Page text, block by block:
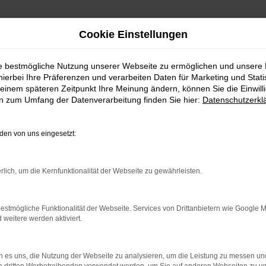
für Wasserburg
und Umgebung ist dieses Fahrzeug ganz
Hinzu kommt ein fairer Preis und die Vielseitigkeit,
GmbH ist als Mehrmarkenhaus seit 1992 in der
gewachsen. Eine große Auswahl an günstigen
Cookie Einstellungen
bestmögliche Nutzung unserer Webseite zu ermöglichen und unsere
Ihre Präferenzen und verarbeiten Daten für Marketing und
späteren Zeitpunkt Ihre Meinung ändern, können Sie die
zum Umfang der Datenverarbeitung finden Sie hier:
von uns eingesetzt:
um die Kernfunktionalität der Webseite zu gewährleisten.
Funktionalität der Webseite. Services von Drittanbietern wie Google
weitere werden aktiviert.
es uns, die Nutzung der Webseite zu analysieren, um die Leistung zu messen